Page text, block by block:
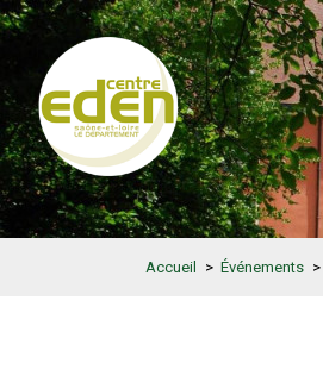
Accueil > Événements >